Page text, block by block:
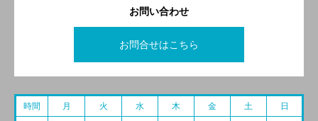
お問い合わせ
お問合せはこちら
時間 月 火 水 木 金 土 日